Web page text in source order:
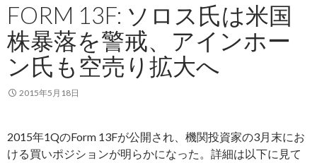
FORM 13F: ソロス氏は米国
株暴落を警戒、アインホー
ン氏も空売り拡大へ
2015年5月18日
2015年1QのForm 13Fが公開され、機関投資家の3月末にお
ける買いポジションが明らかになった。詳細は以下に見て